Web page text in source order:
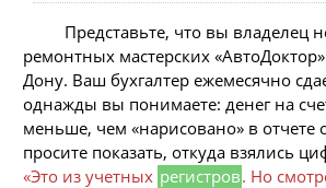
Представьте, что вы владелец
ремонтных мастерских
Дону. Ваш бухгалтер ежемесячно
однажды вы понимаете: денег на
меньше, чем «нарисовано» в
просите показать, откуда взялись
«Это из учетных регистров. Но